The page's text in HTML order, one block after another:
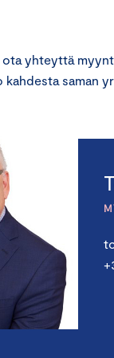
yhteyttä
kahdesta saman